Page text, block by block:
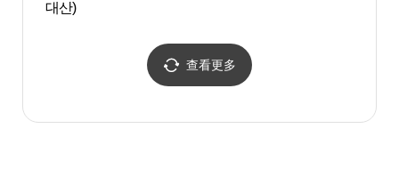
대산)
查看更多